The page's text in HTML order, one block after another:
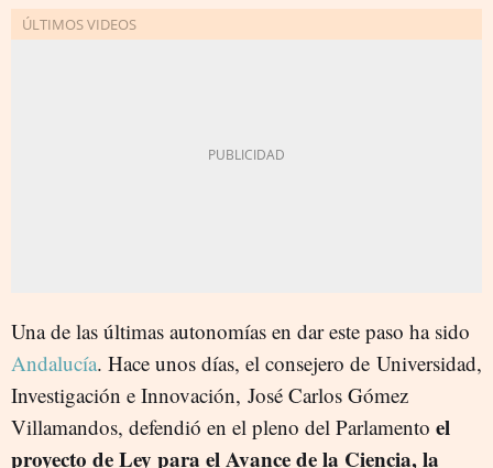
Una de las últimas autonomías en dar este paso ha sido
Andalucía. Hace unos días, el consejero de Universidad,
Investigación e Innovación, José Carlos Gómez
Villamandos, defendió en el pleno del Parlamento el
proyecto de Ley para el Avance de la Ciencia, la